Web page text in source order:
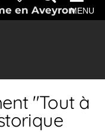
en AveyronMENU
"Tout à